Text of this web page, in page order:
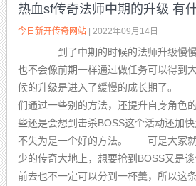
热血sf传奇法师中期的升级 有
今日新开传奇网站 | 2022年09月14日
到了中期的时候的法师升级慢慢
也不会像前期一样通过做任务可以得到
候的升级是进入了缓慢的成长期了。
们通过一些别的方法，还提升自身角色
些还是会想到击杀BOSS这个活动还加
不失为是一个好的方法。 可是大家就
少的传奇大地上，想要抢到BOSS又是
前去也不一定可以分到一杯羹，所以这